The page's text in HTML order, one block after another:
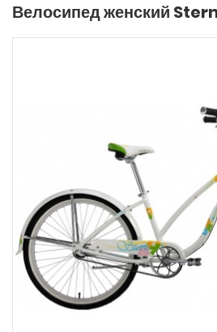
Велосипед женский